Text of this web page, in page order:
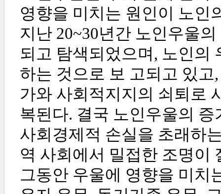
영향을 미치는 원인이 노인
지난 20~30년간 노인우울
되고 탐색되었으며, 노인의
하는 것으로 보 고되고 있
가와 사회적지지의 쇠퇴로
복된다. 결국 노인우울의
사회경제적 손실을 초래하
역 사회에서 밀접한 조명이
그동안 우울에 영향을 미치